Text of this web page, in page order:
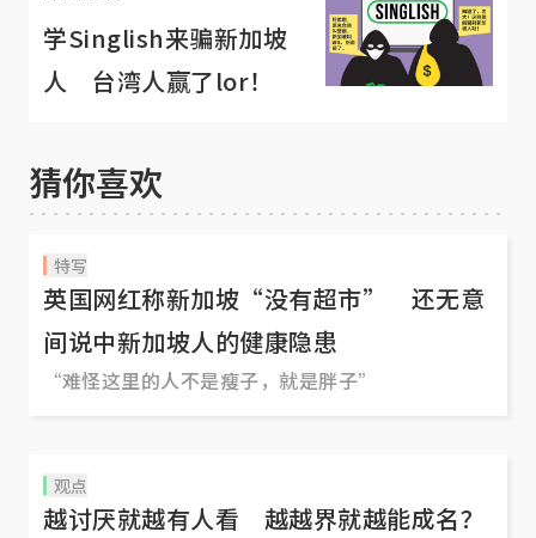
学Singlish来骗新加坡
人 台湾人赢了lor！
猜你喜欢
特写
英国网红称新加坡“没有超市” 还无意
间说中新加坡人的健康隐患
“难怪这里的人不是瘦子，就是胖子”
观点
越讨厌就越有人看 越越界就越能成名？